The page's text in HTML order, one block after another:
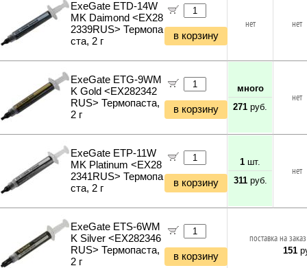
ExeGate ETD-14W
MK Daimond <EX28
2339RUS> Термопа
ста, 2 г
в корзину
нет нет
ExeGate ETG-9WM
K Gold <EX282342
RUS> Термопаста,
2 г
в корзину
много
271 руб.
нет
ExeGate ETP-11W
MK Platinum <EX28
2341RUS> Термопа
ста, 2 г
в корзину
1 шт.
311руб.
нет
ExeGate ETS-6WM
K Silver <EX282346
RUS> Термопаста,
2 г
в корзину
поставка на
151